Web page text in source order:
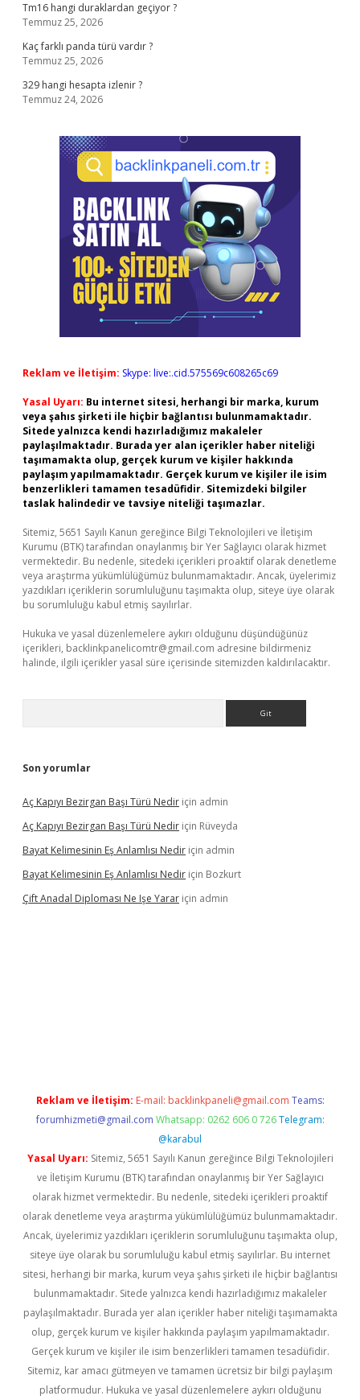
Tm16 hangi duraklardan geçiyor ?
Temmuz 25, 2026
Kaç farklı panda türü vardır ?
Temmuz 25, 2026
329 hangi hesapta izlenir ?
Temmuz 24, 2026
Reklam ve İletişim: Skype: live:.cid.575569c608265c69
Yasal Uyarı: Bu internet sitesi, herhangi bir marka, kurum
veya şahıs şirketi ile hiçbir bağlantısı bulunmamaktadır.
Sitede yalnızca kendi hazırladığımız makaleler
paylaşılmaktadır. Burada yer alan içerikler haber niteliği
taşımamakta olup, gerçek kurum ve kişiler hakkında
paylaşım yapılmamaktadır. Gerçek kurum ve kişiler ile isim
benzerlikleri tamamen tesadüfidir. Sitemizdeki bilgiler
taslak halindedir ve tavsiye niteliği taşımazlar.
Sitemiz, 5651 Sayılı Kanun gereğince Bilgi Teknolojileri ve İletişim
Kurumu (BTK) tarafından onaylanmış bir Yer Sağlayıcı olarak hizmet
vermektedir. Bu nedenle, sitedeki içerikleri proaktif olarak denetleme
veya araştırma yükümlülüğümüz bulunmamaktadır. Ancak, üyelerimiz
yazdıkları içeriklerin sorumluluğunu taşımakta olup, siteye üye olarak
bu sorumluluğu kabul etmiş sayılırlar.
Hukuka ve yasal düzenlemelere aykırı olduğunu düşündüğünüz
içerikleri, backlinkpanelicomtr@gmail.com adresine bildirmeniz
halinde, ilgili içerikler yasal süre içerisinde sitemizden kaldırılacaktır.
Son yorumlar
Aç Kapıyı Bezirgan Başı Türü Nedir için admin
Aç Kapıyı Bezirgan Başı Türü Nedir için Rüveyda
Bayat Kelimesinin Eş Anlamlısı Nedir için admin
Bayat Kelimesinin Eş Anlamlısı Nedir için Bozkurt
Çift Anadal Diploması Ne Işe Yarar için admin
Reklam ve İletişim: E-mail: backlinkpaneli@gmail.com Teams:
forumhizmeti@gmail.com Whatsapp: 0262 606 0 726 Telegram:
@karabul
Yasal Uyarı: Sitemiz, 5651 Sayılı Kanun gereğince Bilgi Teknolojileri
ve İletişim Kurumu (BTK) tarafından onaylanmış bir Yer Sağlayıcı
olarak hizmet vermektedir. Bu nedenle, sitedeki içerikleri proaktif
olarak denetleme veya araştırma yükümlülüğümüz bulunmamaktadır.
Ancak, üyelerimiz yazdıkları içeriklerin sorumluluğunu taşımakta olup,
siteye üye olarak bu sorumluluğu kabul etmiş sayılırlar. Bu internet
sitesi, herhangi bir marka, kurum veya şahıs şirketi ile hiçbir bağlantısı
bulunmamaktadır. Sitede yalnızca kendi hazırladığımız makaleler
paylaşılmaktadır. Burada yer alan içerikler haber niteliği taşımamakta
olup, gerçek kurum ve kişiler hakkında paylaşım yapılmamaktadır.
Gerçek kurum ve kişiler ile isim benzerlikleri tamamen tesadüfidir.
Sitemiz, kar amacı gütmeyen ve tamamen ücretsiz bir bilgi paylaşım
platformudur. Hukuka ve yasal düzenlemelere aykırı olduğunu